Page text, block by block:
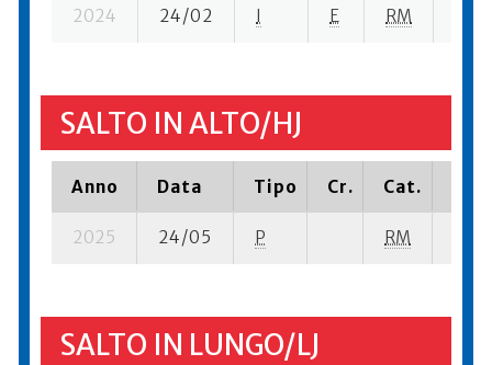
2024 24/02 I E RM
SALTO IN ALTO/HJ
Anno Data Tipo Cr. Cat.
2025 24/05 P RM
SALTO IN LUNGO/LJ